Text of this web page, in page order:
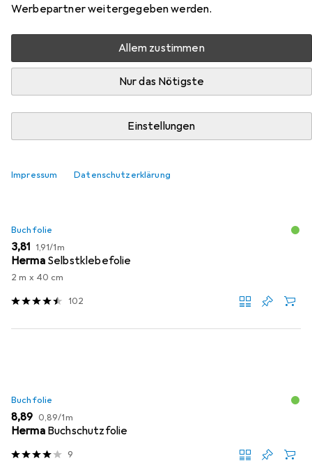
Werbepartner weitergegeben werden.
Allem zustimmen
Nur das Nötigste
Einstellungen
Impressum Datenschutzerklärung
Hier findest du passendes Zubehör zum Produkt The Liars
aus den Kategorien Buchfolie und Schreibtisch
Relevanz
Buchfolie
EUR
3,81 EUR
1,91/1m
Herma Selbstklebefolie
2 m x 40 cm
102
Buchfolie
EUR
8,89 EUR
0,89/1m
Herma Buchschutzfolie
9